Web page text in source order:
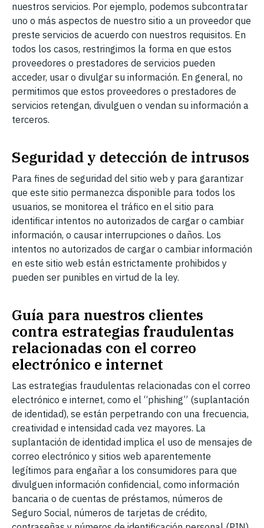
nuestros servicios. Por ejemplo, podemos subcontratar
uno o más aspectos de nuestro sitio a un proveedor que
preste servicios de acuerdo con nuestros requisitos. En
todos los casos, restringimos la forma en que estos
proveedores o prestadores de servicios pueden
acceder, usar o divulgar su información. En general, no
permitimos que estos proveedores o prestadores de
servicios retengan, divulguen o vendan su información a
terceros.
Seguridad y detección de intrusos
Para fines de seguridad del sitio web y para garantizar
que este sitio permanezca disponible para todos los
usuarios, se monitorea el tráfico en el sitio para
identificar intentos no autorizados de cargar o cambiar
información, o causar interrupciones o daños. Los
intentos no autorizados de cargar o cambiar información
en este sitio web están estrictamente prohibidos y
pueden ser punibles en virtud de la ley.
Guía para nuestros clientes
contra estrategias fraudulentas
relacionadas con el correo
electrónico e internet
Las estrategias fraudulentas relacionadas con el correo
electrónico e internet, como el “phishing” (suplantación
de identidad), se están perpetrando con una frecuencia,
creatividad e intensidad cada vez mayores. La
suplantación de identidad implica el uso de mensajes de
correo electrónico y sitios web aparentemente
legítimos para engañar a los consumidores para que
divulguen información confidencial, como información
bancaria o de cuentas de préstamos, números de
Seguro Social, números de tarjetas de crédito,